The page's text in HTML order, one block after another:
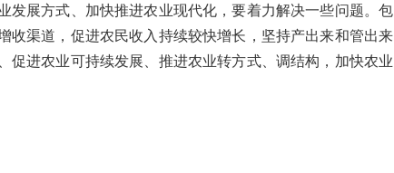
发展方式、加快推进农业现代化，要着力解决一些问题。包
收渠道，促进农民收入持续较快增长，坚持产出来和管出来
进农业可持续发展、推进农业转方式、调结构，加快农业